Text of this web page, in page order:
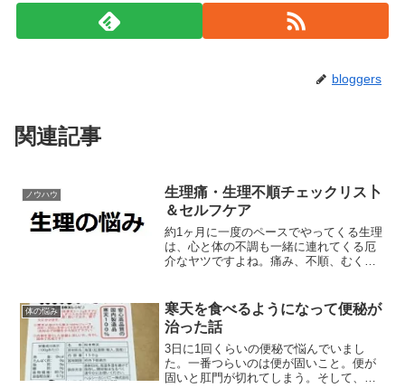
bloggers
関連記事
ノウハウ
生理痛・生理不順チェックリス卜
＆セルフケア
約1ヶ月に一度のペースでやってくる生理
は、心と体の不調も一緒に連れてくる厄
介なヤツですよね。痛み、不順、むく
を見直してみました。
体の悩み
寒天を食べるようになって便秘が
治った話
3日に1回くらいの便秘で悩んでいまし
た。一番つらいのは便が固いこと。便が
固いと肛門が切れてしまう。そして、う